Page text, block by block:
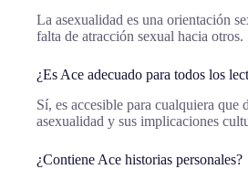
La asexualidad es una orientación
falta de atracción sexual hacia otros.
¿Es Ace adecuado para todos los
Sí, es accesible para cualquiera que
asexualidad y sus implicaciones
¿Contiene Ace historias personales?